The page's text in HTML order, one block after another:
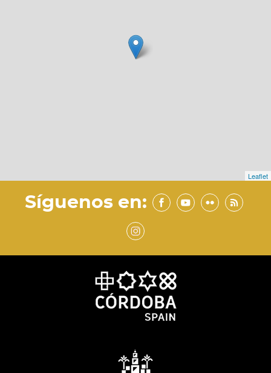
Leaflet
Síguenos en: